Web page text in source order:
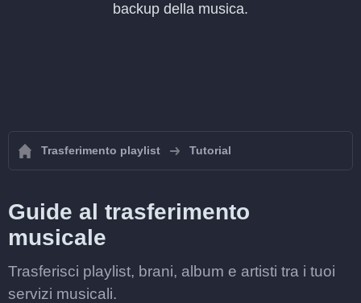
backup della musica.
Trasferimento playlist Tutorial
Guide al trasferimento
musicale
Trasferisci playlist, brani, album e artisti tra i tuoi
servizi musicali.